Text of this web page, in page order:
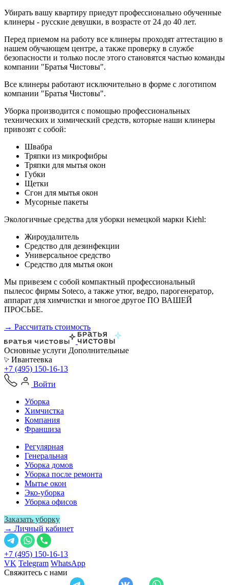
Убирать вашу квартиру приедут профессионально обученные
клинеры - русские девушки, в возрасте от 24 до 40 лет.
Перед приемом на работу все клинеры проходят аттестацию в
нашем обучающем центре, а также проверку в службе
безопасности и только после этого становятся частью команды
компании "Братья Чистовы".
Все клинеры работают исключительно в форме с логотипом
компании "Братья Чистовы".
Уборка производится с помощью профессиональных
технических и химический средств, которые наши клинеры
привозят с собой:
Швабра
Тряпки из микрофибры
Тряпки для мытья окон
Губки
Щетки
Сгон для мытья окон
Мусорные пакеты
Экологичные средства для уборки немецкой марки Kiehl:
Жироудалитель
Средство для дезинфекции
Универсальное средство
Средство для мытья окон
Мы привезем с собой компактный профессиональный
пылесос фирмы Soteco, а также утюг, ведро, парогенератор,
аппарат для химчистки и многое другое ПО ВАШЕЙ
ПРОСЬБЕ.
→ Рассчитать стоимость
Основные услуги Дополнительные
Ивантеевка
+7 (495) 150-16-13
Войти
Уборка
Химчистка
Компания
Франшиза
Регулярная
Генеральная
Уборка домов
Уборка после ремонта
Мытье окон
Эко-уборка
Уборка офисов
Заказать уборку
→ Личный кабинет
+7 (495) 150-16-13
VK Telegram WhatsApp
Свяжитесь с нами